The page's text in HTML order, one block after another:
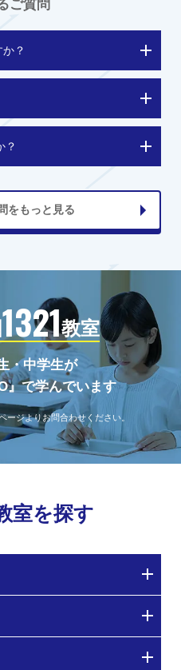
ご質問
？
？
をもっと見る
1321教室
・中学生が
』で学んでいます
ジよりお問合わせください。
室を探す